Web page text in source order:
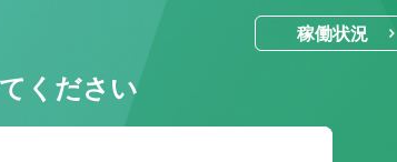
稼働状況
メールでのお問い合わせ
ください